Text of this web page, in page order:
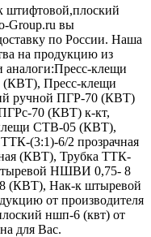
штифтовой,плоский
Group.ru вы
по России. Наша
на продукцию из
аналоги:Пресс-клещи
Пресс-клещи
ручной ПГР-70 (КВТ)
70 (КВТ) к-кт,
CTB-05 (КВТ),
(3:1)-6/2 прозрачная
(КВТ), Трубка ТТК-
НШВИ 0,75- 8
(КВТ), Нак-к штыревой
от производителя
ншп-6 (квт) от
для Вас.